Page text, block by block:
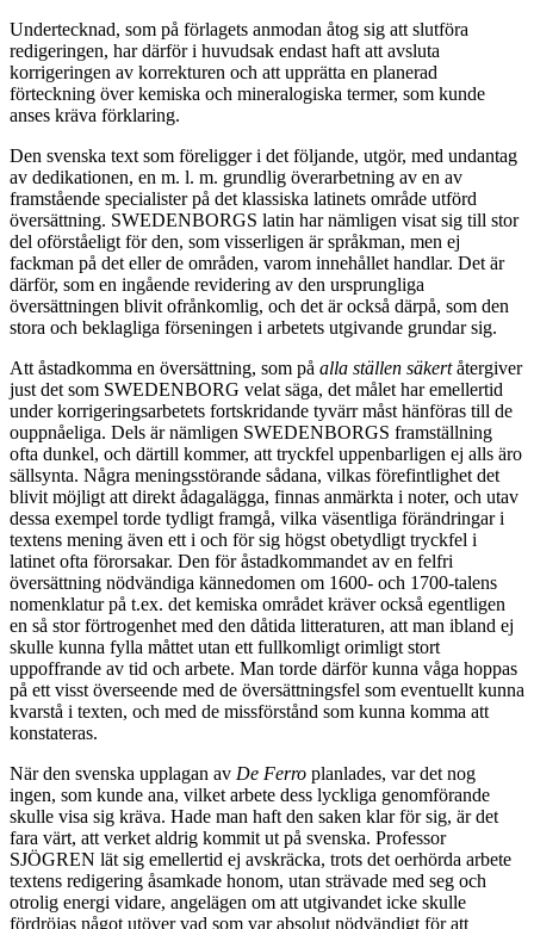
Undertecknad, som på förlagets anmodan åtog sig att slutföra
redigeringen, har därför i huvudsak endast haft att avsluta
korrigeringen av korrekturen och att upprätta en planerad
förteckning över kemiska och mineralogiska termer, som kunde
anses kräva förklaring.
Den svenska text som föreligger i det följande, utgör, med undantag
av dedikationen, en m. l. m. grundlig överarbetning av en av
framstående specialister på det klassiska latinets område utförd
översättning. SWEDENBORGS latin har nämligen visat sig till stor
del oförståeligt för den, som visserligen är språkman, men ej
fackman på det eller de områden, varom innehållet handlar. Det är
därför, som en ingående revidering av den ursprungliga
översättningen blivit ofrånkomlig, och det är också därpå, som den
stora och beklagliga förseningen i arbetets utgivande grundar sig.
Att åstadkomma en översättning, som på alla ställen säkertåtergiver
just det som SWEDENBORG velat säga, det målet har emellertid
under korrigeringsarbetets fortskridande tyvärr måst hänföras till de
ouppnåeliga. Dels är nämligen SWEDENBORGS framställning
ofta dunkel, och därtill kommer, att tryckfel uppenbarligen ej alls äro
sällsynta. Några meningsstörande sådana, vilkas förefintlighet det
blivit möjligt att direkt ådagalägga, finnas anmärkta i noter, och utav
dessa exempel torde tydligt framgå, vilka väsentliga förändringar i
textens mening även ett i och för sig högst obetydligt tryckfel i
latinet ofta förorsakar. Den för åstadkommandet av en felfri
översättning nödvändiga kännedomen om 1600- och 1700-talens
nomenklatur på t.ex. det kemiska området kräver också egentligen
en så stor förtrogenhet med den dåtida litteraturen, att man ibland ej
skulle kunna fylla måttet utan ett fullkomligt orimligt stort
uppoffrande av tid och arbete. Man torde därför kunna våga hoppas
på ett visst överseende med de översättningsfel som eventuellt kunna
kvarstå i texten, och med de missförstånd som kunna komma att
konstateras.
När den svenska upplagan av De Ferro planlades, var det nog
ingen, som kunde ana, vilket arbete dess lyckliga genomförande
skulle visa sig kräva. Hade man haft den saken klar för sig, är det
fara värt, att verket aldrig kommit ut på svenska. Professor
SJÖGREN lät sig emellertid ej avskräcka, trots det oerhörda arbete
textens redigering åsamkade honom, utan strävade med seg och
otrolig energi vidare, angelägen om att utgivandet icke skulle
fördröjas något utöver vad som var absolut nödvändigt för att